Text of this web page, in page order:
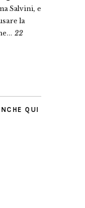
Salvini, e
la
22
QUI